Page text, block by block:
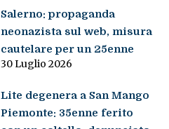
Salerno: propaganda
neonazista sul web, misura
cautelare per un 25enne
30 Luglio 2026
Lite degenera a San Mango
Piemonte: 35enne ferito